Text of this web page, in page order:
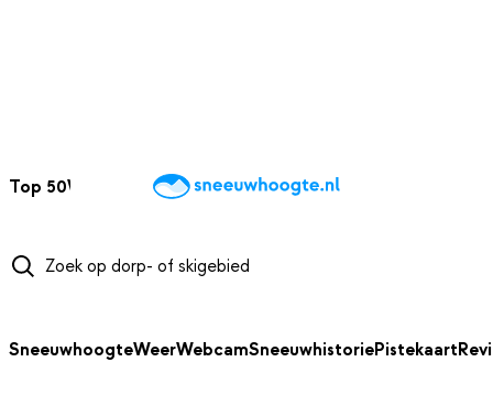
Top 50Webcams WintersportweerKaarten
SneeuwhoogteWeerWebcamSneeuwhistoriePistekaart